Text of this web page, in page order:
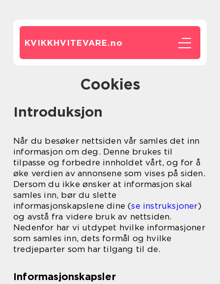
KVIKKHVITEVARE.no
Cookies
Introduksjon
Når du besøker nettsiden vår samles det inn
informasjon om deg. Denne brukes til
tilpasse og forbedre innholdet vårt, og for å
øke verdien av annonsene som vises på siden.
Dersom du ikke ønsker at informasjon skal
samles inn, bør du slette
informasjonskapslene dine (se instruksjoner)
og avstå fra videre bruk av nettsiden.
Nedenfor har vi utdypet hvilke informasjoner
som samles inn, dets formål og hvilke
tredjeparter som har tilgang til de.
Informasjonskapsler